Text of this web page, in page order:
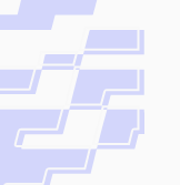
Palavra
chave